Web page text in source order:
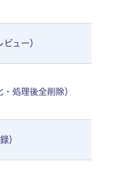
ュー）
処理後全削除）
）